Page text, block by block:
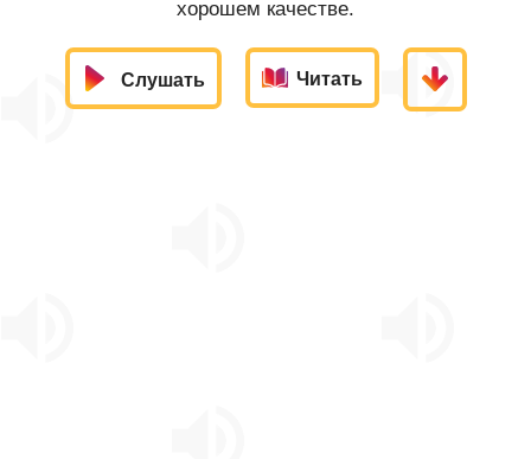
хорошем качестве.
Слушать Читать